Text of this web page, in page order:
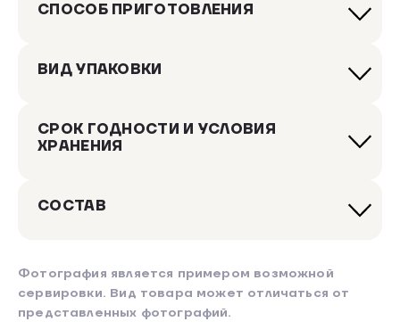
СПОСОБ ПРИГОТОВЛЕНИЯ
ВИД УПАКОВКИ
СРОК ГОДНОСТИ И УСЛОВИЯ
ХРАНЕНИЯ
СОСТАВ
Фотография является примером возможной
сервировки. Вид товара может отличаться от
представленных фотографий.